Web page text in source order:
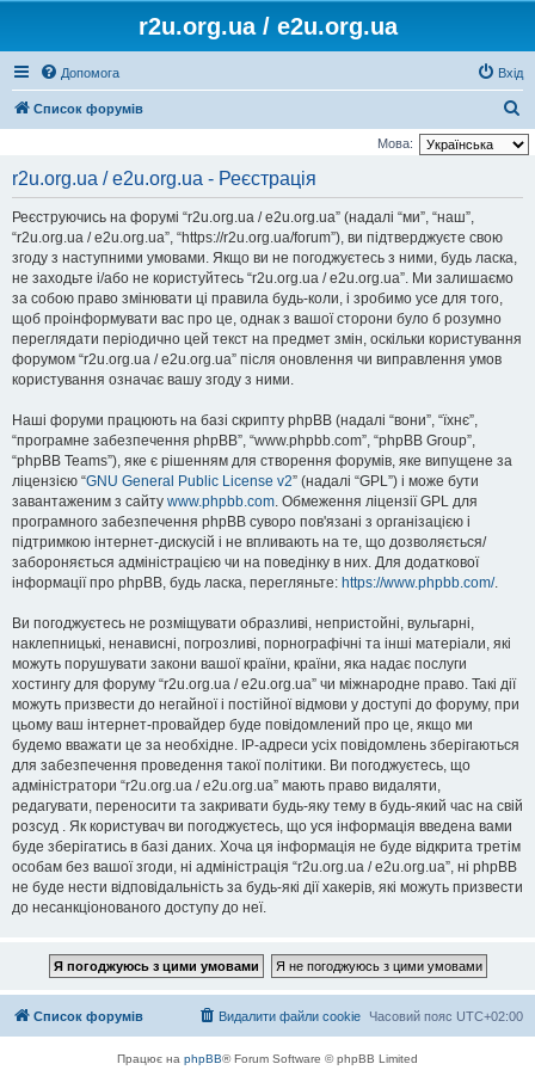
r2u.org.ua / e2u.org.ua
Допомога Вхід
Список форумів
о
Мова:
r2u.org.ua / e2u.org.ua - Реєстрація
Реєструючись на форумі “r2u.org.ua / e2u.org.ua” (надалі “ми”, “наш”,
“r2u.org.ua / e2u.org.ua”, “https://r2u.org.ua/forum”), ви підтверджуєте свою
згоду з наступними умовами. Якщо ви не погоджуєтесь з ними, будь ласка,
не заходьте і/або не користуйтесь “r2u.org.ua / e2u.org.ua”. Ми залишаємо
за собою право змінювати ці правила будь-коли, і зробимо усе для того,
щоб проінформувати вас про це, однак з вашої сторони було б розумно
переглядати періодично цей текст на предмет змін, оскільки користування
форумом “r2u.org.ua / e2u.org.ua” після оновлення чи виправлення умов
користування означає вашу згоду з ними.
Наші форуми працюють на базі скрипту phpBB (надалі “вони”, “їхнє”,
“програмне забезпечення phpBB”, “www.phpbb.com”, “phpBB Group”,
“phpBB Teams”), яке є рішенням для створення форумів, яке випущене за
ліцензією “GNU General Public License v2” (надалі “GPL”) і може бути
завантаженим з сайту www.phpbb.com. Обмеження ліцензії GPL для
програмного забезпечення phpBB суворо пов'язані з організацією і
підтримкою інтернет-дискусій і не впливають на те, що дозволяється/
забороняється адміністрацією чи на поведінку в них. Для додаткової
інформації про phpBB, будь ласка, перегляньте: https://www.phpbb.com/.
Ви погоджуєтесь не розміщувати образливі, непристойні, вульгарні,
наклепницькі, ненависні, погрозливі, порнографічні та інші матеріали, які
можуть порушувати закони вашої країни, країни, яка надає послуги
хостингу для форуму “r2u.org.ua / e2u.org.ua” чи міжнародне право. Такі дії
можуть призвести до негайної і постійної відмови у доступі до форуму, при
цьому ваш інтернет-провайдер буде повідомлений про це, якщо ми
будемо вважати це за необхідне. IP-адреси усіх повідомлень зберігаються
для забезпечення проведення такої політики. Ви погоджуєтесь, що
адміністратори “r2u.org.ua / e2u.org.ua” мають право видаляти,
редагувати, переносити та закривати будь-яку тему в будь-який час на свій
розсуд . Як користувач ви погоджуєтесь, що уся інформація введена вами
буде зберігатись в базі даних. Хоча ця інформація не буде відкрита третім
особам без вашої згоди, ні адміністрація “r2u.org.ua / e2u.org.ua”, ні phpBB
не буде нести відповідальність за будь-які дії хакерів, які можуть призвести
до несанкціонованого доступу до неї.
Список форумів Часовий пояс UTC+02:00
Видалити файли cookie
Працює на phpBB® Forum Software © phpBB Limited